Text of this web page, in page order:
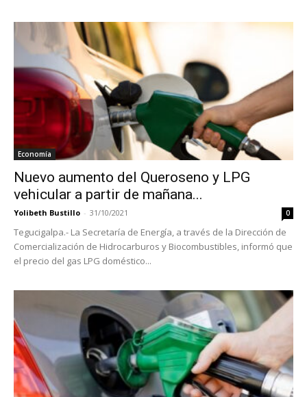
Economía
Nuevo aumento del Queroseno y LPG
vehicular a partir de mañana...
Yolibeth Bustillo - 31/10/2021 0
Tegucigalpa.- La Secretaría de Energía, a través de la Dirección de
Comercialización de Hidrocarburos y Biocombustibles, informó que
el precio del gas LPG doméstico...